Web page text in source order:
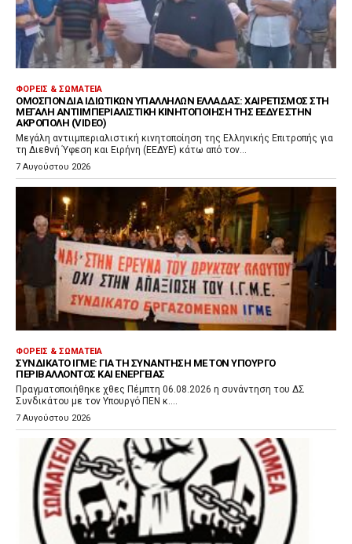
ΦΟΡΕΊΣ & ΣΩΜΑΤΕΊΑ
ΟΜΟΣΠΟΝΔΊΑ ΙΔΙΩΤΙΚΏΝ ΥΠΑΛΛΉΛΩΝ ΕΛΛΆΔΑΣ: ΧΑΙΡΕΤΙΣΜΌΣ ΣΤΗ
ΜΕΓΆΛΗ ΑΝΤΙΙΜΠΕΡΙΑΛΙΣΤΙΚΉ ΚΙΝΗΤΟΠΟΊΗΣΗ ΤΗΣ ΕΕΔΥΕ ΣΤΗΝ
ΑΚΡΌΠΟΛΗ (VIDEO)
Μεγάλη αντιιμπεριαλιστική κινητοποίηση της Ελληνικής Επιτροπής για
τη Διεθνή Ύφεση και Ειρήνη (ΕΕΔΥΕ) κάτω από τον...
7 Αυγούστου 2026
ΦΟΡΕΊΣ & ΣΩΜΑΤΕΊΑ
ΣΥΝΔΙΚΆΤΟ ΙΓΜΕ: ΓΙΑ ΤΗ ΣΥΝΆΝΤΗΣΗ ΜΕ ΤΟΝ ΥΠΟΥΡΓΌ
ΠΕΡΙΒΆΛΛΟΝΤΟΣ ΚΑΙ ΕΝΈΡΓΕΙΑΣ
Πραγματοποιήθηκε χθες Πέμπτη 06.08.2026 η συνάντηση του ΔΣ
Συνδικάτου με τον Υπουργό ΠΕΝ κ....
7 Αυγούστου 2026